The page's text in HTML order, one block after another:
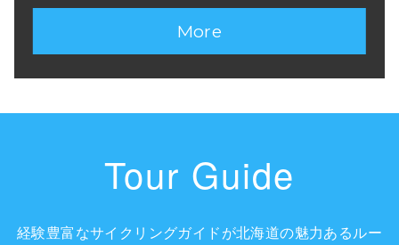
More
Tour Guide
経験豊富なサイクリングガイドが北海道の魅力あるルー